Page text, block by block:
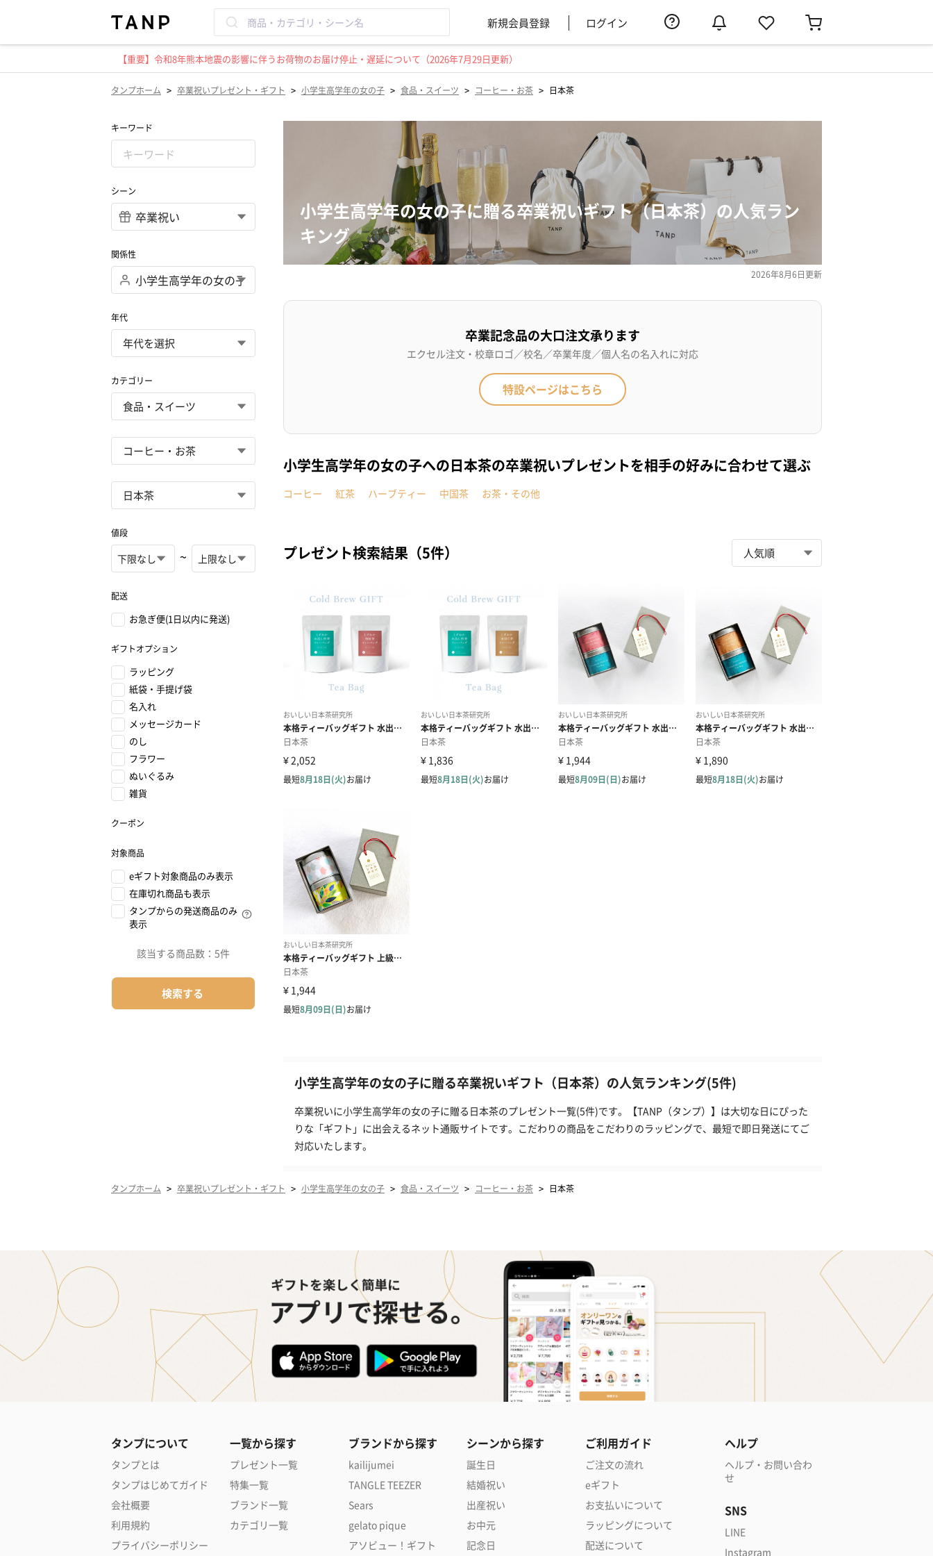
新規会員登録 ログイン
【重要】令和8年熊本地震の影響に伴うお荷物のお届け停止・遅延について（2026年7月29日更新）
タンプホーム > 卒業祝いプレゼント・ギフト > 小学生高学年の女の子 > 食品・スイーツ > コーヒー・お茶 > 日本茶
キーワード
シーン
関係性
年代
カテゴリー
値段
~
配送
お急ぎ便(1日以内に発送)
ギフトオプション
ラッピング
紙袋・手提げ袋
名入れ
メッセージカード
のし
フラワー
ぬいぐるみ
雑貨
クーポン
対象商品
eギフト対象商品のみ表示
在庫切れ商品も表示
タンプからの発送商品のみ
表示
該当する商品数： 5件
検索する
小学生高学年の女の子に贈る卒業祝いギフト（日本茶）の人気ラン
キング
2026年8月6日更新
卒業記念品の大口注文承ります
エクセル注文・校章ロゴ／校名／卒業年度／個人名の名入れに対応
特設ページはこちら
小学生高学年の女の子への日本茶の卒業祝いプレゼントを相手の好みに合わせて選ぶ
コーヒー 紅茶 ハーブティー 中国茶 お茶・その他
プレゼント検索結果（5件）
小学生高学年の女の子に贈る卒業祝いギフト（日本茶）の人気ランキング(5件)
卒業祝いに小学生高学年の女の子に贈る日本茶のプレゼント一覧(5件)です。【TANP（タンプ）】は大切な日にぴった
りな「ギフト」に出会えるネット通販サイトです。こだわりの商品をこだわりのラッピングで、最短で即日発送にてご
対応いたします。
タンプホーム > 卒業祝いプレゼント・ギフト > 小学生高学年の女の子 > 食品・スイーツ > コーヒー・お茶 > 日本茶
タンプについて
タンプとは
タンプはじめてガイド
会社概要
利用規約
プライバシーポリシー
一覧から探す
プレゼント一覧
特集一覧
ブランド一覧
カテゴリ一覧
ブランドから探す
kailijumei
TANGLE TEEZER
Sears
gelato pique
アソビュー！ギフト
シーンから探す
誕生日
結婚祝い
出産祝い
お中元
記念日
ご利用ガイド
ご注文の流れ
eギフト
お支払いについて
ラッピングについて
配送について
ヘルプ
ヘルプ・お問い合わ
せ
SNS
LINE
Instagram